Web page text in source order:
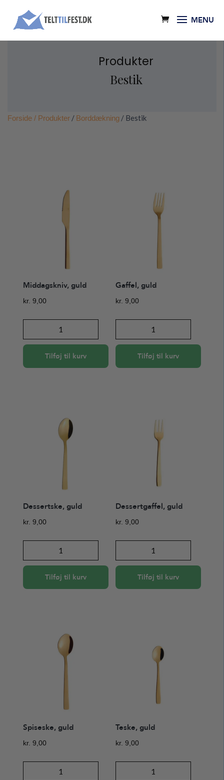
Produkter
Bestik
Forside / Produkter / Borddækning / Bestik
Middagskniv, guld
kr. 9,00
Middagskniv,
guld
Tilføj til kurv
Gaffel, guld
kr. 9,00
guld
Tilføj til kurv
Dessertske, guld
kr. 9,00
Dessertske,
guld
Tilføj til kurv
Dessertgaffel, guld
kr. 9,00
Dessertgaffel,
guld
Tilføj til kurv
Spiseske, guld
kr. 9,00
Teske, guld
kr. 9,00